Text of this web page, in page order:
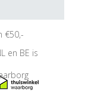
€50,-
en BE is